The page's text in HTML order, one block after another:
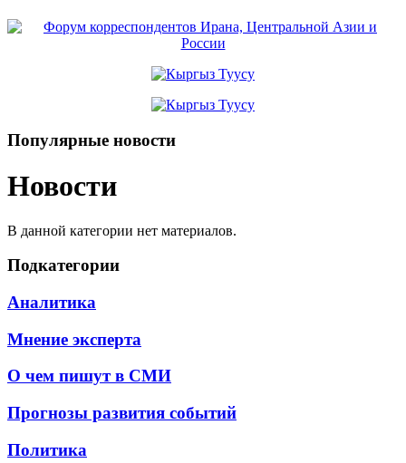
Популярные новости
Новости
В данной категории нет материалов.
Подкатегории
Аналитика
Мнение эксперта
О чем пишут в СМИ
Прогнозы развития событий
Политика